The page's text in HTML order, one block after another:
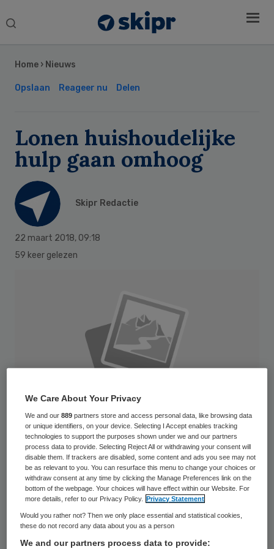
Search
Home › Nieuws
Opslaan Reageer nu Delen
Lonen huishoudelijke
hulp gaan omhoog
Skipr Redactie
22 maart 2018, 09:18
59 keer gelezen
De leden van de brancheorganisaties BTN
en ActiZ zijn akkoord gegaan met de
invoering van een hogere loonschaal voor
huishoudelijke hulp. De nieuwe loonschaal
Sidebar
We Care About Your Privacy
We and our889 partners store and access personal data, like browsing data
or unique identifiers, on your device. Selecting I Accept enables tracking
technologies to support the purposes shown under we and our partners
process data to provide. Selecting Reject All or withdrawing your consent will
disable them. If trackers are disabled, some content and ads you see may not
be as relevant to you. You can resurface this menu to change your choices or
withdraw consent at any time by clicking the Manage Preferences link on the
bottom of the webpage. Your choices will have effect within our Website. For
more details, refer to our Privacy Policy.
Privacy Statement
Would you rather not? Then we only place essential and statistical cookies,
these do not record any data about you as a person
We and our partners process data to provide: